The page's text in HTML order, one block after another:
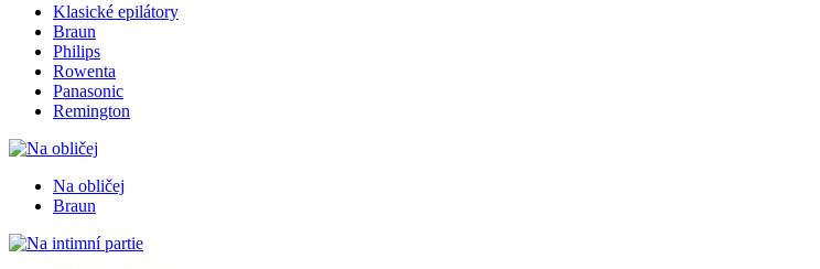
Klasické epilátory
Braun
Philips
Rowenta
Panasonic
Remington
Na obličej
Braun